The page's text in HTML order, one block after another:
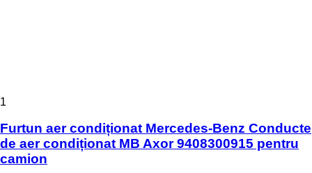
1
Furtun aer condiționat Mercedes-Benz Conducte
de aer condiționat MB Axor 9408300915 pentru
camion